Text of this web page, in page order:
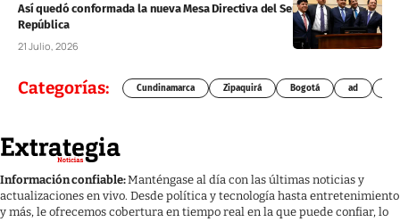
Así quedó conformada la nueva Mesa Directiva del Senado de la
República
21 Julio, 2026
Categorías: Cundinamarca Zipaquirá Bogotá ad
Información confiable:Manténgase al día con las últimas noticias y
actualizaciones en vivo. Desde política y tecnología hasta entretenimiento
y más, le ofrecemos cobertura en tiempo real en la que puede confiar, lo